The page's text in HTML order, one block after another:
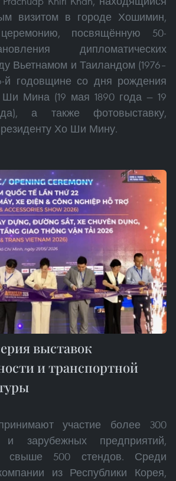
визитом в городе Хошимин,
церемонию, посвящённую 50-
дипломатических
Вьетнамом и Таиландом (1976–
й годовщине со дня рождения
Мина (19 мая 1890 года — 19
а также фотовыставку,
Хо Ши Мину.
выставок
и транспортной
участие более 300
и зарубежных предприятий,
свыше 500 стендов. Среди
из Республики Корея,